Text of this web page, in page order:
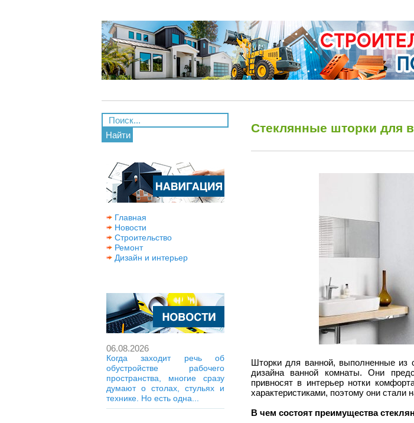
Найти
Главная
Новости
Строительство
Ремонт
Дизайн и интерьер
06.08.2026
Когда заходит речь об
обустройстве рабочего
пространства, многие сразу
думают о столах, стульях и
технике. Но есть одна...
Стеклянные шторки для
Шторки для ванной, выполненные из
дизайна ванной комнаты. Они
привносят в интерьер нотки
характеристиками, поэтому они
В чем состоят преимущества